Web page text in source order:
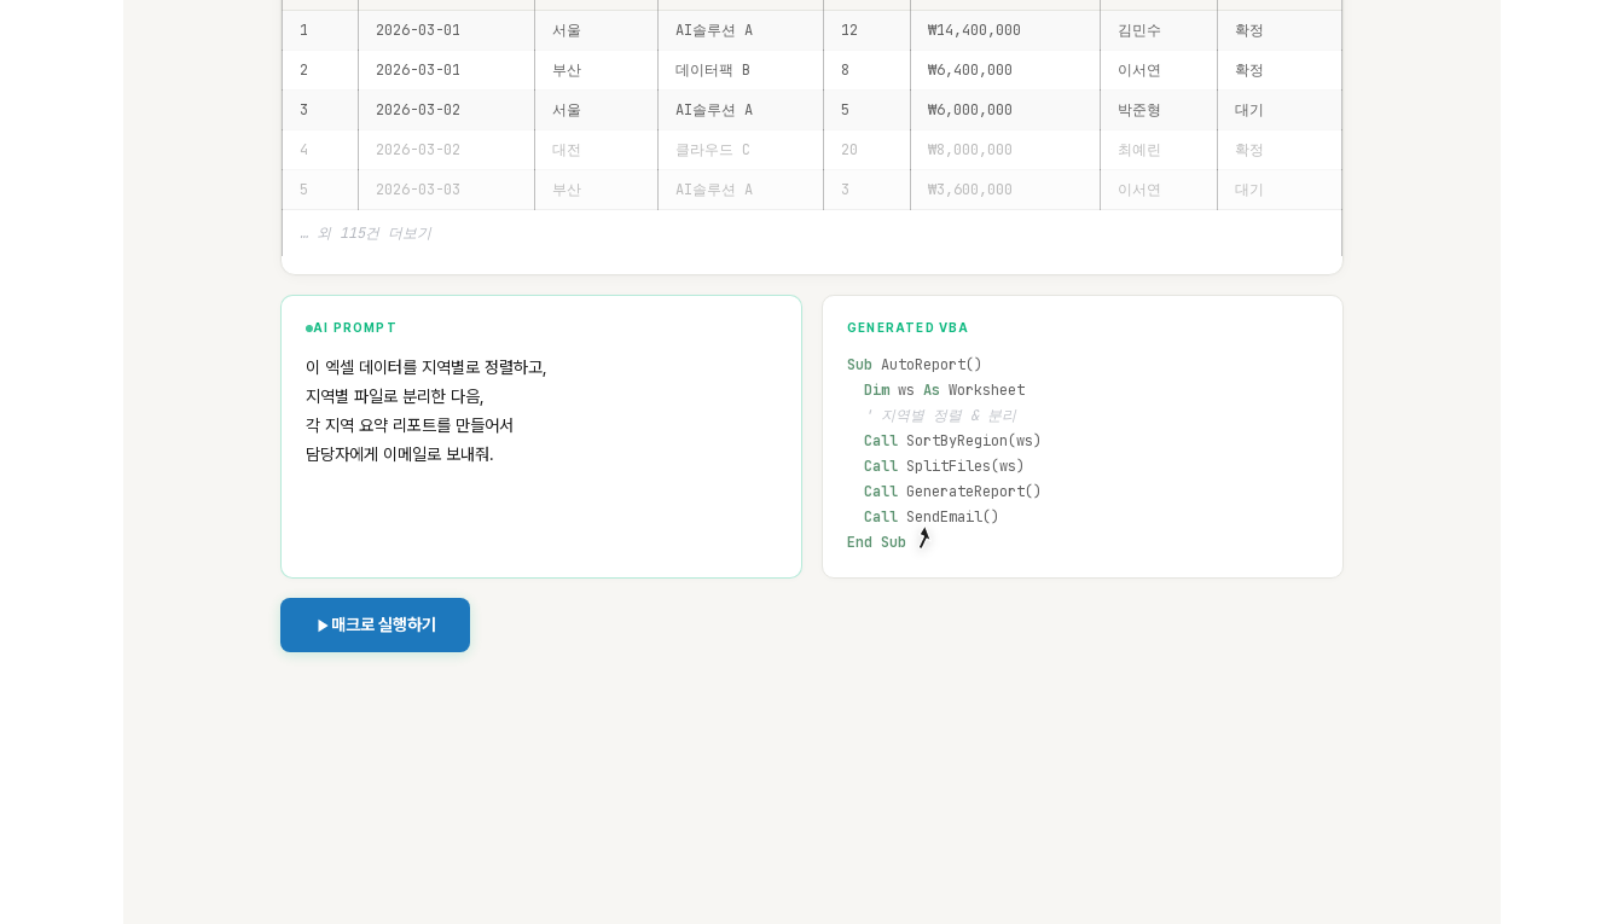
1 2026-03-01 서울 AI솔루션 A 12 ₩14,400,000 김민수 확정
2 2026-03-01 부산 데이터팩 B 8 ₩6,400,000 이서연 확정
3 2026-03-02 서울 AI솔루션 A 5 ₩6,000,000 박준형 대기
4 2026-03-02 대전 클라우드 C 20 ₩8,000,000 최예린 확정
5 2026-03-03 부산 AI솔루션 A 3 ₩3,600,000 이서연 대기
… 외 115건 더보기
AI PROMPT
이 엑셀 데이터를 지역별로 정렬하고,
지역별 파일로 분리한 다음,
각 지역 요약 리포트를 만들어서
담당자에게 이메일로 보내줘.
GENERATED VBA
Sub AutoReport()
  Dim
ws As Worksheet
' 지역별 정렬 & 분리
  Call
SortByRegion(ws)
  Call
SplitFiles(ws)
  Call
GenerateReport()
  Call
SendEmail()
End Sub
매크로 실행하기